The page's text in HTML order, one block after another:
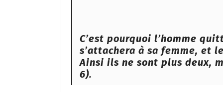
C’est pourquoi l’homme
s’attachera à sa femme, et
Ainsi ils ne sont plus deux,
6).